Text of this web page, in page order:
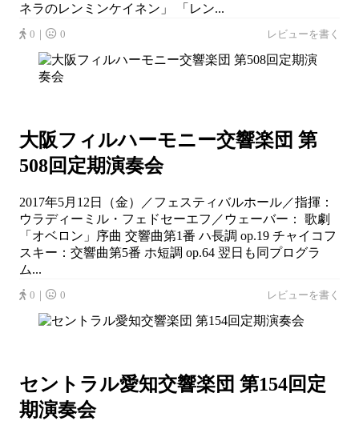
ネラのレンミンケイネン」 「レン...
0｜ 0 レビューを書く
大阪フィルハーモニー交響楽団 第
508回定期演奏会
2017年5月12日（金）／フェスティバルホール／指揮：
ウラディーミル・フェドセーエフ／ウェーバー： 歌劇
「オベロン」序曲 交響曲第1番 ハ長調 op.19 チャイコフ
スキー：交響曲第5番 ホ短調 op.64 翌日も同プログラ
ム...
0｜ 0 レビューを書く
セントラル愛知交響楽団 第154回定
期演奏会